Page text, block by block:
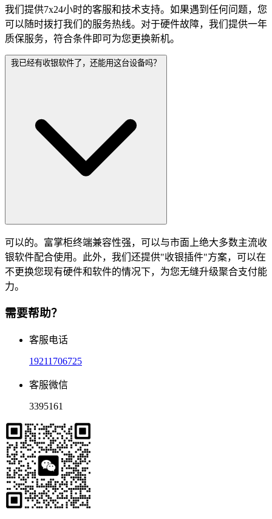
我们提供7x24小时的客服和技术支持。如果遇到任何问题，您
可以随时拨打我们的服务热线。对于硬件故障，我们提供一年
质保服务，符合条件即可为您更换新机。
我已经有收银软件了，还能用这台设备吗？
可以的。富掌柜终端兼容性强，可以与市面上绝大多数主流收
银软件配合使用。此外，我们还提供"收银插件"方案，可以在
不更换您现有硬件和软件的情况下，为您无缝升级聚合支付能
力。
需要帮助？
客服电话
19211706725
客服微信
3395161